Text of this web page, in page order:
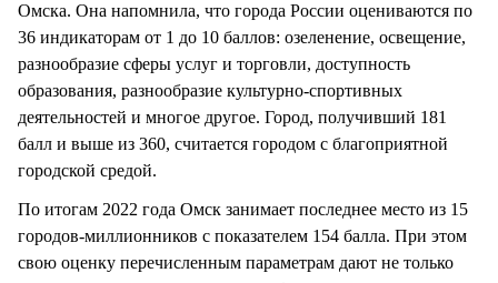
Омска. Она напомнила, что города России оцениваются по
36 индикаторам от 1 до 10 баллов: озеленение, освещение,
разнообразие сферы услуг и торговли, доступность
образования, разнообразие культурно-спортивных
деятельностей и многое другое. Город, получивший 181
балл и выше из 360, считается городом с благоприятной
городской средой.
По итогам 2022 года Омск занимает последнее место из 15
городов-миллионников с показателем 154 балла. При этом
свою оценку перечисленным параметрам дают не только